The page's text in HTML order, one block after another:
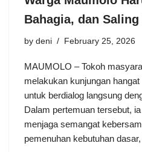
Bahagia, dan
by deni February 25, 2026
MAUMOLO – Tokoh
melakukan kunjungan
untuk berdialog langsung
Dalam pertemuan tersebut,
menjaga semangat
pemenuhan kebutuhan